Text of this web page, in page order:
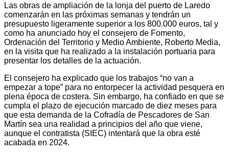
Las obras de ampliación de la lonja del puerto de Laredo
comenzarán en las próximas semanas y tendrán un
presupuesto ligeramente superior a los 800.000 euros, tal y
como ha anunciado hoy el consejero de Fomento,
Ordenación del Territorio y Medio Ambiente, Roberto Media,
en la visita que ha realizado a la instalación portuaria para
presentar los detalles de la actuación.
El consejero ha explicado que los trabajos “no van a
empezar a tope” para no entorpecer la actividad pesquera en
plena época de costera. Sin embargo, ha confiado en que se
cumpla el plazo de ejecución marcado de diez meses para
que esta demanda de la Cofradía de Pescadores de San
Martín sea una realidad a principios del año que viene,
aunque el contratista (SIEC) intentará que la obra esté
acabada en 2024.